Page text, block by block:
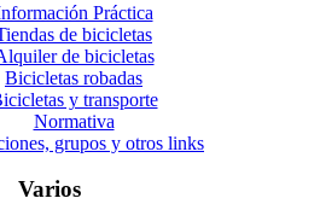
Práctica
de bicicletas
de bicicletas
Bicicletas robadas
y transporte
Normativa
grupos y otros links
Varios